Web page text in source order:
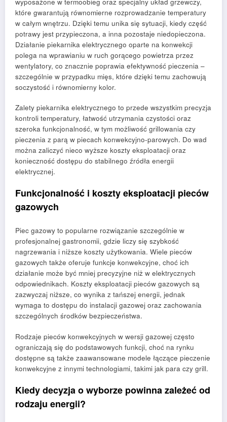
które gwarantują równomierne rozprowadzanie temperatury
w całym wnętrzu. Dzięki temu unika się sytuacji, kiedy część
potrawy jest przypieczona, a inna pozostaje niedopieczona.
Działanie piekarnika elektrycznego oparte na konwekcji
polega na wprawianiu w ruch gorącego powietrza przez
wentylatory, co znacznie poprawia efektywność pieczenia –
szczególnie w przypadku mięs, które dzięki temu zachowują
soczystość i równomierny kolor.
Zalety piekarnika elektrycznego to przede wszystkim precyzja
kontroli temperatury, łatwość utrzymania czystości oraz
szeroka funkcjonalność, w tym możliwość grillowania czy
pieczenia z parą w piecach konwekcyjno-parowych. Do wad
można zaliczyć nieco wyższe koszty eksploatacji oraz
konieczność dostępu do stabilnego źródła energii
elektrycznej.
Funkcjonalność i koszty eksploatacji pieców
gazowych
Piec gazowy to popularne rozwiązanie szczególnie w
profesjonalnej gastronomii, gdzie liczy się szybkość
nagrzewania i niższe koszty użytkowania. Wiele pieców
gazowych także oferuje funkcje konwekcyjne, choć ich
działanie może być mniej precyzyjne niż w elektrycznych
odpowiednikach. Koszty eksploatacji pieców gazowych są
zazwyczaj niższe, co wynika z tańszej energii, jednak
wymaga to dostępu do instalacji gazowej oraz zachowania
szczególnych środków bezpieczeństwa.
Rodzaje pieców konwekcyjnych w wersji gazowej często
ograniczają się do podstawowych funkcji, choć na rynku
dostępne są także zaawansowane modele łączące pieczenie
konwekcyjne z innymi technologiami, takimi jak para czy grill.
Kiedy decyzja o wyborze powinna zależeć od
rodzaju energii?